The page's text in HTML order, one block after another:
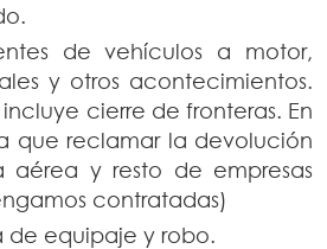
de vehículos a motor,
y otros acontecimientos.
cierre de fronteras. En
que reclamar la devolución
y resto de empresas
contratadas)
de equipaje y robo.